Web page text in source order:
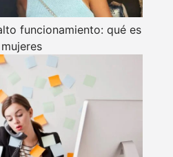
funcionamiento: qué es